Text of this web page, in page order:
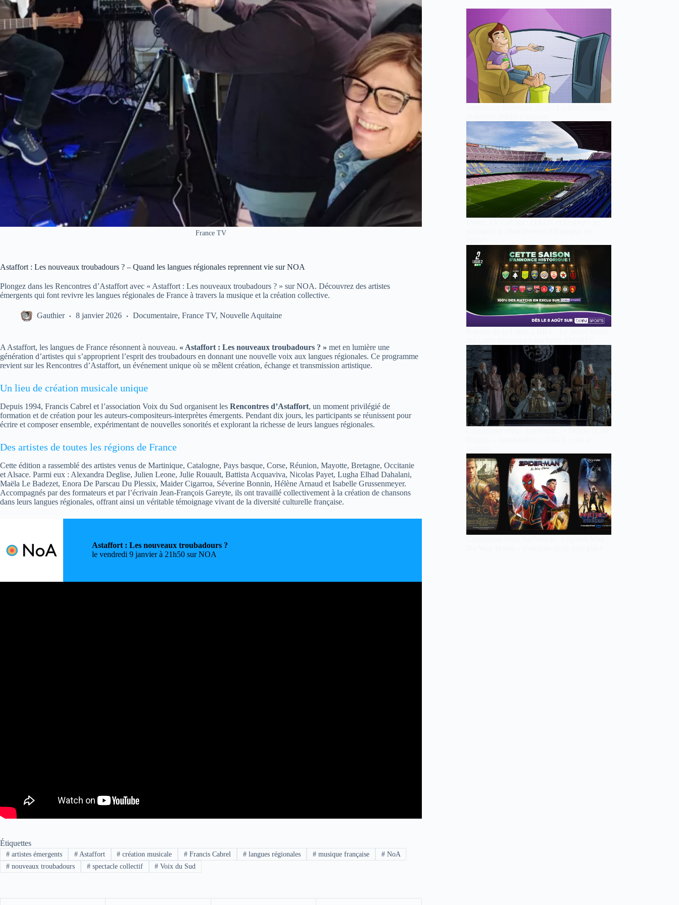
France TV
Astaffort : Les nouveaux troubadours ? – Quand les langues régionales reprennent vie sur NOA
Plongez dans les Rencontres d’Astaffort avec « Astaffort : Les nouveaux troubadours ? » sur NOA. Découvrez des artistes
émergents qui font revivre les langues régionales de France à travers la musique et la création collective.
Gauthier 8 janvier 2026 Documentaire, France TV, Nouvelle Aquitaine
A Astaffort, les langues de France résonnent à nouveau. « Astaffort : Les nouveaux troubadours ? » met en lumière une
génération d’artistes qui s’approprient l’esprit des troubadours en donnant une nouvelle voix aux langues régionales. Ce programme
revient sur les Rencontres d’Astaffort, un événement unique où se mêlent création, échange et transmission artistique.
Un lieu de création musicale unique
Depuis 1994, Francis Cabrel et l’association Voix du Sud organisent les Rencontres d’Astaffort, un moment privilégié de
formation et de création pour les auteurs-compositeurs-interprètes émergents. Pendant dix jours, les participants se réunissent pour
écrire et composer ensemble, expérimentant de nouvelles sonorités et explorant la richesse de leurs langues régionales.
Des artistes de toutes les régions de France
Cette édition a rassemblé des artistes venus de Martinique, Catalogne, Pays basque, Corse, Réunion, Mayotte, Bretagne, Occitanie
et Alsace. Parmi eux : Alexandra Deglise, Julien Leone, Julie Rouault, Battista Acquaviva, Nicolas Payet, Lugha Elhad Dahalani,
Maëla Le Badezet, Enora De Parscau Du Plessix, Maider Cigarroa, Séverine Bonnin, Hélène Arnaud et Isabelle Grussenmeyer.
Accompagnés par des formateurs et par l’écrivain Jean-François Gareyte, ils ont travaillé collectivement à la création de chansons
dans leurs langues régionales, offrant ainsi un véritable témoignage vivant de la diversité culturelle française.
Astaffort : Les nouveaux troubadours ?
le vendredi 9 janvier à 21h50 sur NOA
Étiquettes
#artistes émergents #Astaffort # création musicale # Francis Cabrel # langues régionales #musique française #NoA
#nouveaux troubadours #spectacle collectif # Voix du Sud